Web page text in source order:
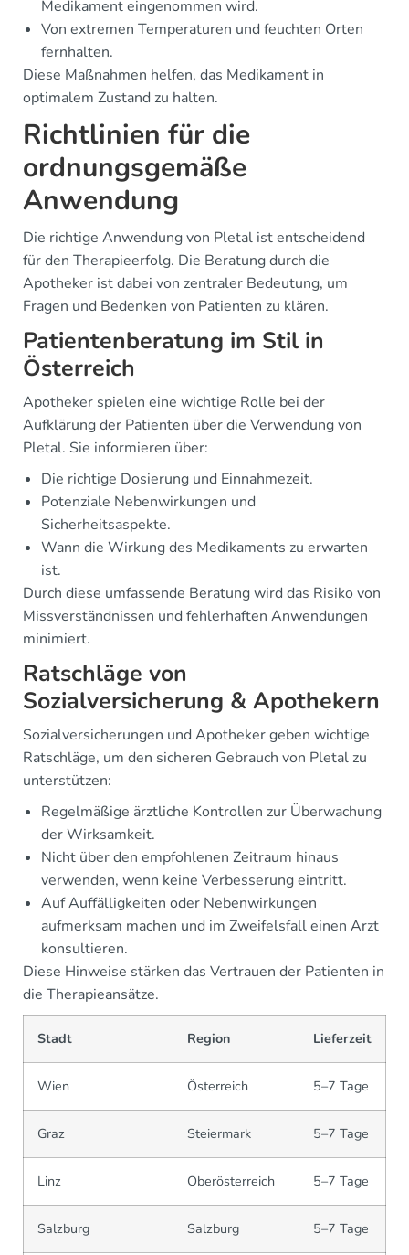
Medikament eingenommen wird.
Von extremen Temperaturen und feuchten Orten
fernhalten.
Diese Maßnahmen helfen, das Medikament in
optimalem Zustand zu halten.
Richtlinien für die
ordnungsgemäße
Anwendung
Die richtige Anwendung von Pletal ist entscheidend
für den Therapieerfolg. Die Beratung durch die
Apotheker ist dabei von zentraler Bedeutung, um
Fragen und Bedenken von Patienten zu klären.
Patientenberatung im Stil in
Österreich
Apotheker spielen eine wichtige Rolle bei der
Aufklärung der Patienten über die Verwendung von
Pletal. Sie informieren über:
Die richtige Dosierung und Einnahmezeit.
Potenziale Nebenwirkungen und
Sicherheitsaspekte.
Wann die Wirkung des Medikaments zu erwarten
ist.
Durch diese umfassende Beratung wird das Risiko von
Missverständnissen und fehlerhaften Anwendungen
minimiert.
Ratschläge von
Sozialversicherung & Apothekern
Sozialversicherungen und Apotheker geben wichtige
Ratschläge, um den sicheren Gebrauch von Pletal zu
unterstützen:
Regelmäßige ärztliche Kontrollen zur Überwachung
der Wirksamkeit.
Nicht über den empfohlenen Zeitraum hinaus
verwenden, wenn keine Verbesserung eintritt.
Auf Auffälligkeiten oder Nebenwirkungen
aufmerksam machen und im Zweifelsfall einen Arzt
konsultieren.
Diese Hinweise stärken das Vertrauen der Patienten in
die Therapieansätze.
Stadt Region Lieferzeit
Wien Österreich 5–7 Tage
Graz Steiermark 5–7 Tage
Linz Oberösterreich 5–7 Tage
Salzburg Salzburg 5–7 Tage